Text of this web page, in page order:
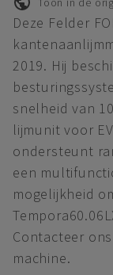
Deze Felder
2019. Hij
snelheid van
lijmunit voor
ondersteunt
een
mogelijkheid
Contacteer
machine.